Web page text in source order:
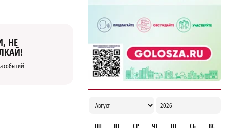
НЕ
событий
17:10
ПН ВТ СР ЧТ ПТ СБ ВС